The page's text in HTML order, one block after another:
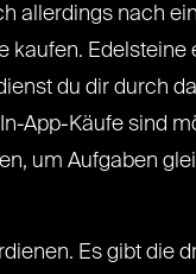
allerdings nach
du dir durch
App-Käufe sind
um Aufgaben
Es gibt die